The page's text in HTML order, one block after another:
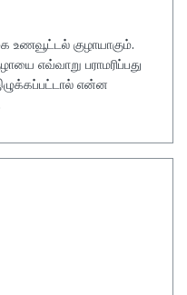
உணவூட்டல் குழாயாகும்.
எவ்வாறு பராமரிப்பது
என்ன